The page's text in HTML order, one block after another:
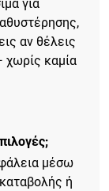
για
αν θέλεις
χωρίς καμία
μέσω
ή